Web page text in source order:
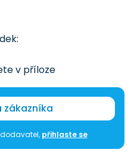
v příloze
zákazníka
přihlaste se